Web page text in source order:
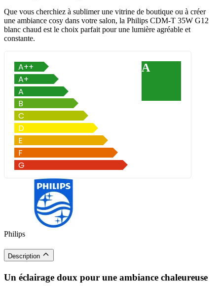
Que vous cherchiez à sublimer une vitrine de boutique ou à créer
une ambiance cosy dans votre salon, la Philips CDM-T 35W G12
blanc chaud est le choix parfait pour une lumière agréable et
constante.
A
Philips
Description
Un éclairage doux pour une ambiance chaleureuse